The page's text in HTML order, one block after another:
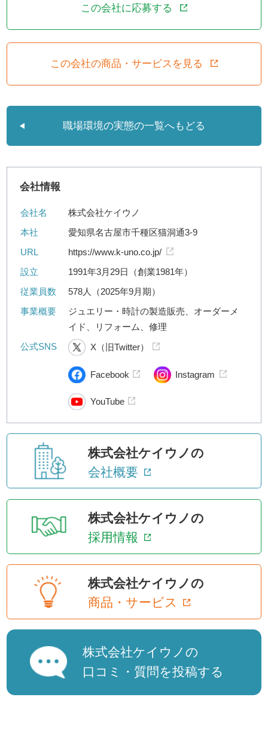
この会社に応募する
この会社の商品・サービスを見る
職場環境の実態の一覧へもどる
会社情報
会社名
株式会社ケイウノ
本社
愛知県名古屋市千種区猫洞通3-9
URL
https://www.k-uno.co.jp/
設立
1991年3月29日（創業1981年）
従業員数
578人（2025年9月期）
事業概要
ジュエリー・時計の製造販売、オーダーメ
イド、リフォーム、修理
公式SNS
X（旧Twitter）
Facebook Instagram
YouTube
株式会社ケイウノの
会社概要
株式会社ケイウノの
採用情報
株式会社ケイウノの
商品・サービス
株式会社ケイウノの
口コミ・質問を投稿する